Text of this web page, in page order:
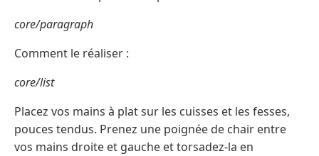
core/paragraph
Comment le réaliser :
core/list
Placez vos mains à plat sur les cuisses et les fesses,
pouces tendus. Prenez une poignée de chair entre
vos mains droite et gauche et torsadez-la en